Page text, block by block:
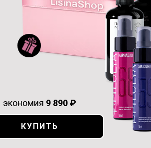
КУПИТЬ
экономия 9 890 ₽